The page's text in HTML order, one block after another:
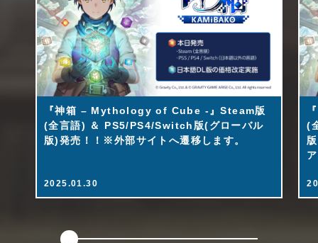
『神箱 – Mythology of Cube -』Steam版
(全言語) ＆ PS5/PS4/Switch版(グローバル
版)発売！！※外部サイトへ遷移します。
2025.01.30
(